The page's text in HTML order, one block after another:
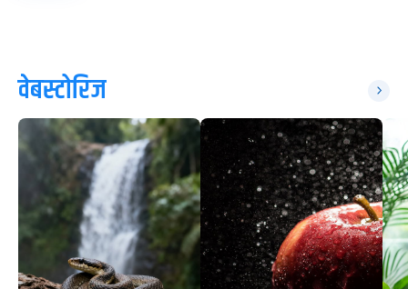
वेबस्टोरिज